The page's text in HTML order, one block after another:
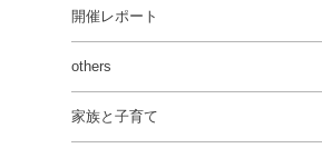
開催レポート
others
家族と子育て